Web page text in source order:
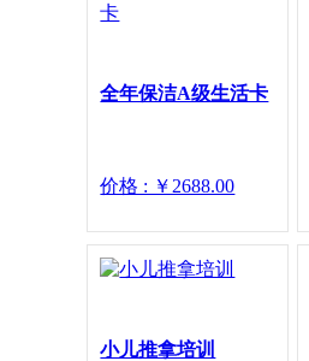
全年保洁A级生活卡
价格 : ￥2688.00
小儿推拿培训